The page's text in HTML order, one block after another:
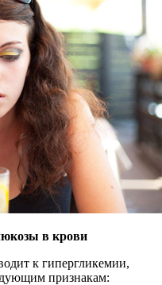
в крови
к гипергликемии,
признакам: